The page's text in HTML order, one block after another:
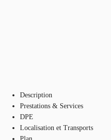
Description
Prestations & Services
DPE
Localisation et Transports
Plan